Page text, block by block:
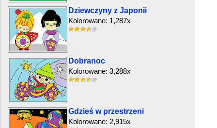
Dziewczyny z Japonii
Kolorowane: 1,287x
Dobranoc
Kolorowane: 3,288x
Gdzieś w przestrzeni
Kolorowane: 2,915x